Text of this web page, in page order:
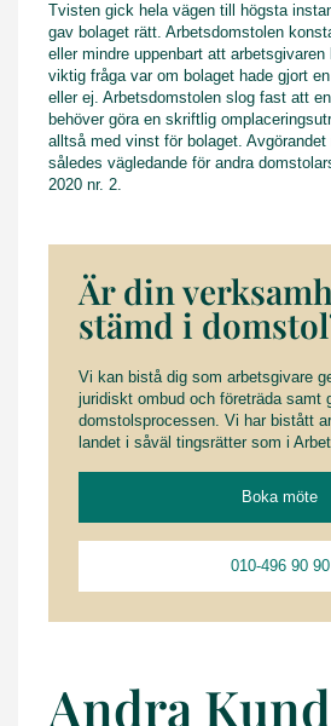
Tvisten gick hela vägen till högsta
gav bolaget rätt. Arbetsdomstolen
eller mindre uppenbart att
viktig fråga var om bolaget hade gjort
eller ej. Arbetsdomstolen slog fast att
behöver göra en skriftlig
alltså med vinst för bolaget. Avgörandet
således vägledande för andra
2020 nr. 2.
Är din
stämd i
Vi kan bistå dig som arbetsgivare
juridiskt ombud och företräda samt
domstolsprocessen. Vi har bistått
landet i såväl tingsrätter som i
Boka möte
010-496 90 90
Andra